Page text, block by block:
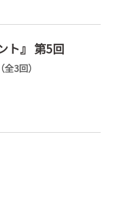
ト』 第5回
3回）